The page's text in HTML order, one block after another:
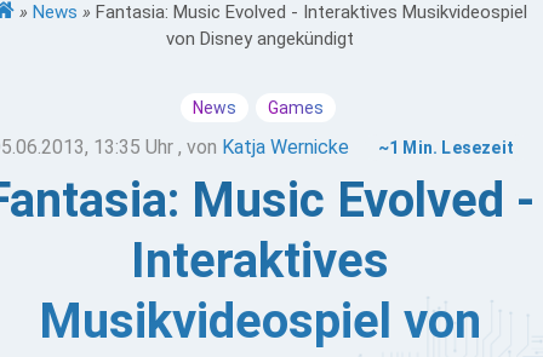
» News » Fantasia: Music Evolved - Interaktives Musikvideospiel
von Disney angekündigt
News Games
13:35 Uhr , von Katja Wernicke ~1 Min. Lesezeit
Music Evolved -
Interaktives
Musikvideospiel von